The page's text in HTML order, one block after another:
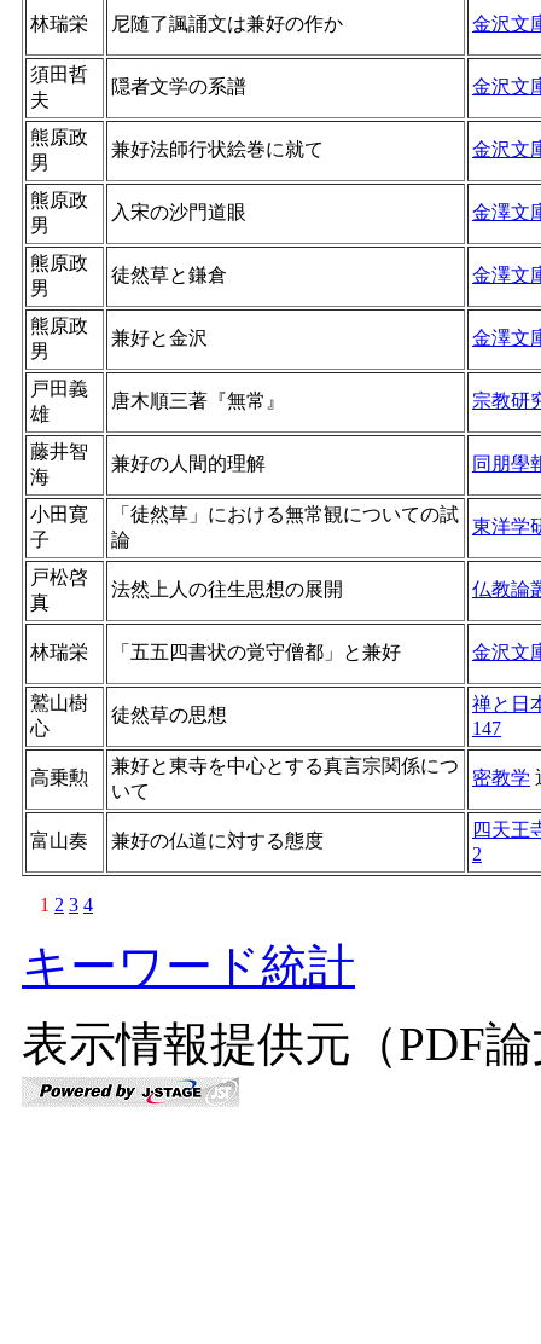
林瑞栄 尼随了諷誦文は兼好の作か 金沢文
須田哲
夫
隠者文学の系譜 金沢文
熊原政
男
兼好法師行状絵巻に就て 金沢文
熊原政
男
入宋の沙門道眼 金澤文
熊原政
男
徒然草と鎌倉 金澤文
熊原政
男
兼好と金沢 金澤文
戸田義
雄
唐木順三著『無常』 宗教研
藤井智
海
兼好の人間的理解 同朋學
小田寛
子
「徒然草」における無常観についての試
論
東洋学
戸松啓
真
法然上人の往生思想の展開 仏教論
林瑞栄 「五五四書状の覚守僧都」と兼好 金沢文
鷲山樹
心
徒然草の思想
禅と日
147
高乗勲
兼好と東寺を中心とする真言宗関係につ
いて
密教学
富山奏 兼好の仏道に対する態度
四天王
2
1 2 3 4
キーワード統計
表示情報提供元（PDF